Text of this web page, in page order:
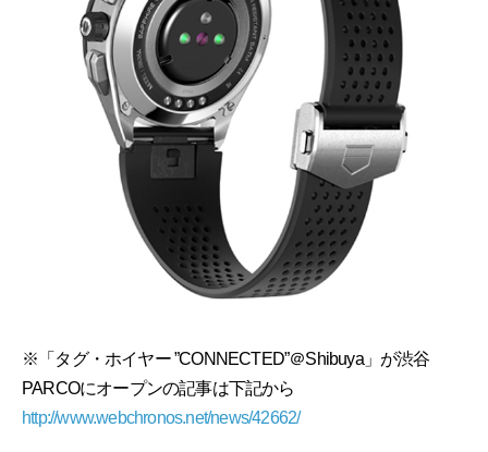
※「タグ・ホイヤー ”CONNECTED”＠Shibuya」が渋谷
PARCOにオープンの記事は下記から
http://www.webchronos.net/news/42662/